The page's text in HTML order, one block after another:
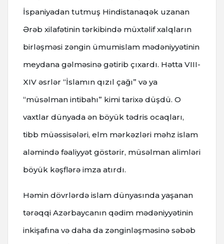
İspaniyadan tutmuş Hindistanaqək uzanan
Ərəb xilafətinin tərkibində müxtəlif xalqların
birləşməsi zəngin ümumislam mədəniyyətinin
meydana gəlməsinə gətirib çıxardı. Hətta VIII-
XIV əsrlər “İslamın qızıl çağı” və ya
“müsəlman intibahı” kimi tarixə düşdü. O
vaxtlar dünyada ən böyük tədris ocaqları,
tibb müəssisələri, elm mərkəzləri məhz islam
aləmində fəaliyyət göstərir, müsəlman alimləri
böyük kəşflərə imza atırdı.
Həmin dövrlərdə islam dünyasında yaşanan
tərəqqi Azərbaycanın qədim mədəniyyətinin
inkişafına və daha da zənginləşməsinə səbəb